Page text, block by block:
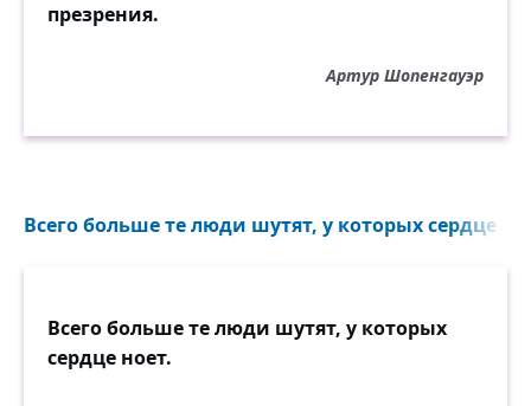
презрения.
Артур Шопенгауэр
Всего больше те люди шутят, у которых сердце
Всего больше те люди шутят, у которых
сердце ноет.